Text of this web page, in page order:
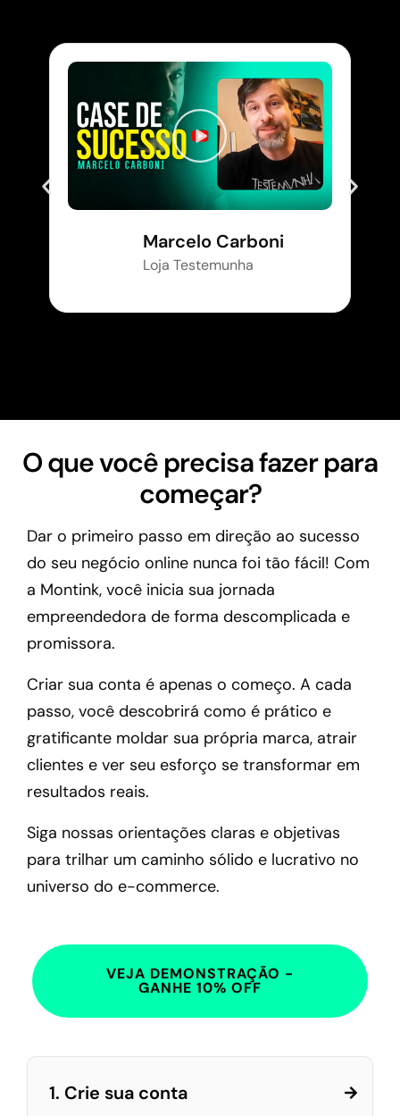
Marcelo Carboni
Loja Testemunha
O que você precisa fazer para
começar?
Dar o primeiro passo em direção ao sucesso
do seu negócio online nunca foi tão fácil! Com
a Montink, você inicia sua jornada
empreendedora de forma descomplicada e
promissora.
Criar sua conta é apenas o começo. A cada
passo, você descobrirá como é prático e
gratificante moldar sua própria marca, atrair
clientes e ver seu esforço se transformar em
resultados reais.
Siga nossas orientações claras e objetivas
para trilhar um caminho sólido e lucrativo no
universo do e-commerce.
VEJA DEMONSTRAÇÃO -
GANHE 10% OFF
1. Crie sua conta